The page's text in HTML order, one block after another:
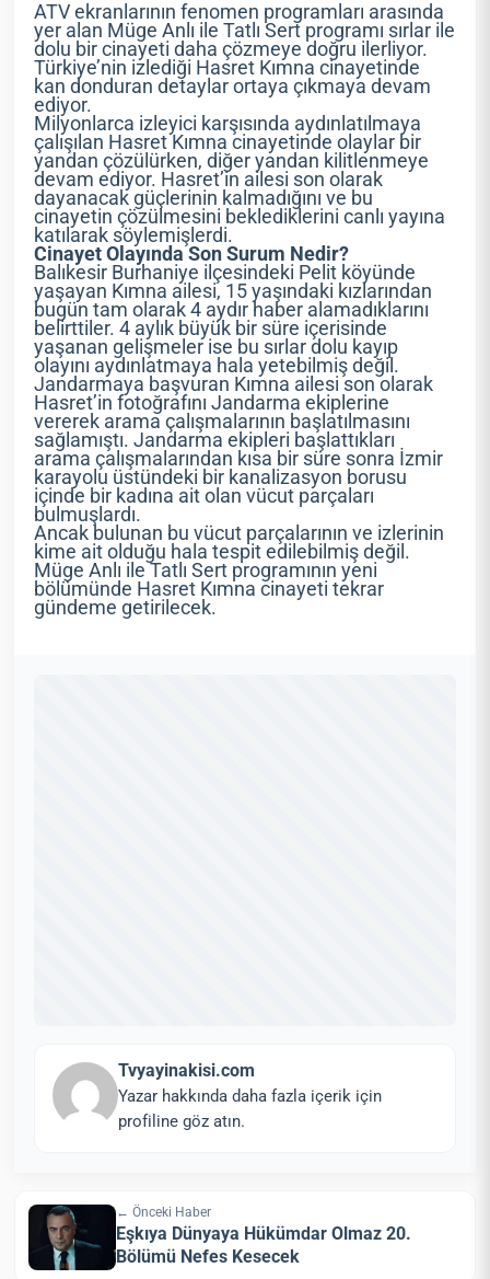
ATV ekranlarının fenomen programları arasında
yer alan Müge Anlı ile Tatlı Sert programı sırlar ile
dolu bir cinayeti daha çözmeye doğru ilerliyor.
Türkiye’nin izlediği Hasret Kımna cinayetinde
kan donduran detaylar ortaya çıkmaya devam
ediyor.
Milyonlarca izleyici karşısında aydınlatılmaya
çalışılan Hasret Kımna cinayetinde olaylar bir
yandan çözülürken, diğer yandan kilitlenmeye
devam ediyor. Hasret’in ailesi son olarak
dayanacak güçlerinin kalmadığını ve bu
cinayetin çözülmesini beklediklerini canlı yayına
katılarak söylemişlerdi.
Cinayet Olayında Son Surum Nedir?
Balıkesir Burhaniye ilçesindeki Pelit köyünde
yaşayan Kımna ailesi, 15 yaşındaki kızlarından
bugün tam olarak 4 aydır haber alamadıklarını
belirttiler. 4 aylık büyük bir süre içerisinde
yaşanan gelişmeler ise bu sırlar dolu kayıp
olayını aydınlatmaya hala yetebilmiş değil.
Jandarmaya başvuran Kımna ailesi son olarak
Hasret’in fotoğrafını Jandarma ekiplerine
vererek arama çalışmalarının başlatılmasını
sağlamıştı. Jandarma ekipleri başlattıkları
arama çalışmalarından kısa bir süre sonra İzmir
karayolu üstündeki bir kanalizasyon borusu
içinde bir kadına ait olan vücut parçaları
bulmuşlardı.
Ancak bulunan bu vücut parçalarının ve izlerinin
kime ait olduğu hala tespit edilebilmiş değil.
Müge Anlı ile Tatlı Sert programının yeni
bölümünde Hasret Kımna cinayeti tekrar
gündeme getirilecek.
Tvyayinakisi.com
Yazar hakkında daha fazla içerik için
profiline göz atın.
← Önceki Haber
Eşkıya Dünyaya Hükümdar Olmaz 20.
Bölümü Nefes Kesecek